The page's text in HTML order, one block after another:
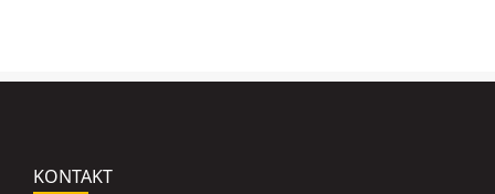
KONTAKT